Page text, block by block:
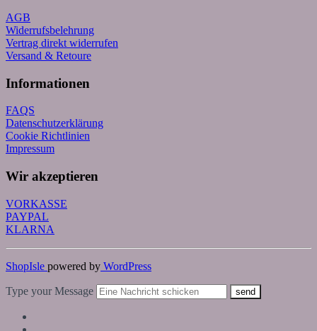
AGB
Widerrufsbelehrung
Vertrag direkt widerrufen
Versand & Retoure
Informationen
FAQS
Datenschutzerklärung
Cookie Richtlinien
Impressum
Wir akzeptieren
VORKASSE
PAYPAL
KLARNA
ShopIsle powered by WordPress
Type your Message send